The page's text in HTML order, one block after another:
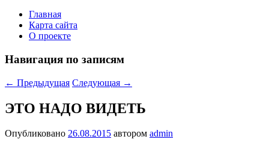
Главная
Карта сайта
О проекте
Навигация по записям
← Предыдущая Следующая →
ЭТО НАДО ВИДЕТЬ
Опубликовано 26.08.2015 автором admin